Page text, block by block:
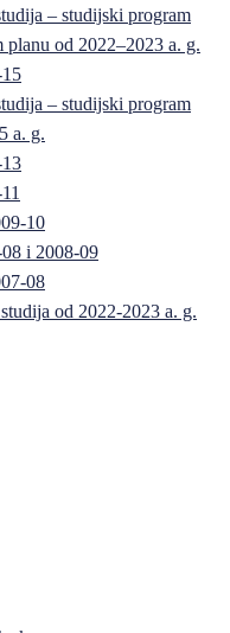
– studijski program
planu od 2022–2023 a. g.
– studijski program
a. g.
10
i 2008-09
08
od 2022-2023 a. g.